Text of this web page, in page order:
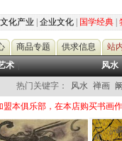
文化产业 企业文化| 国学经典|
商品专题 供求信息 站
术| 风水
热门关键字： 风水 禅画
俱乐部，在本店购买书画作品